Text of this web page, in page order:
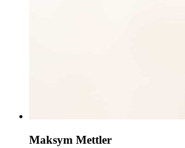
Maksym Mettler